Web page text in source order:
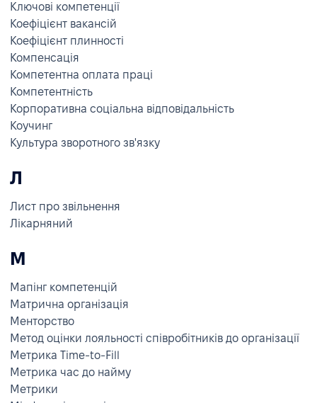
Ключові компетенції
Коефіцієнт вакансій
Коефіцієнт плинності
Компенсація
Компетентна оплата праці
Компетентність
Корпоративна соціальна відповідальність
Коучинг
Культура зворотного зв'язку
Л
Лист про звільнення
Лікарняний
М
Мапінг компетенцій
Матрична організація
Менторство
Метод оцінки лояльності співробітників до організації
Метрика Time-to-Fill
Метрика час до найму
Метрики